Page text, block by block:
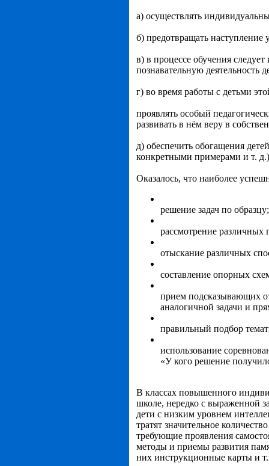
а) осуществлять
б) предотвращать наступление
в) в процессе обучения
познавательную деятельность
г) во время работы с детьми
проявлять особый
развивать в нём веру в
д) обеспечить обогащения
конкретными примерами и т. д.)
Оказалось, что наиболее
решение задач по образцу;
рассмотрение
отыскание различных
составление опорных
прием подсказывающих
аналогичной задачи и
правильный подбор
использование
«У кого решение
В классах повышенного
школе, нередко с выраженной
дети с низким уровнем
тратят значительное
требующие проявления
методы и приемы развития
них инструкционные карты и